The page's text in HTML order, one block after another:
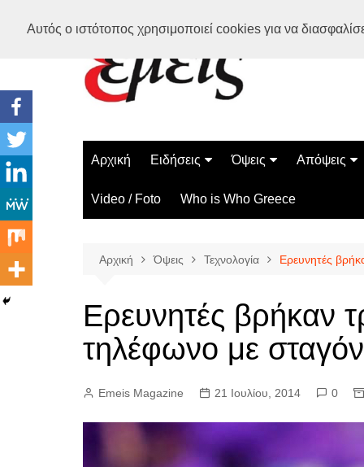
Αυτός ο ιστότοπος χρησιμοποιεί cookies για να
Αρχική Ειδήσεις
Ελλάδα
Διεθνή
Όψεις
Διάστημα
Επιστήμη
Περίεργα
Απόψεις
Video / Foto Who is Who Greece
Αρχική Όψεις Τεχνολογία Ερευνητές
Ερευνητές βρήκαν
τηλέφωνο με
Emeis Magazine 21 Ιουλίου, 2014 0